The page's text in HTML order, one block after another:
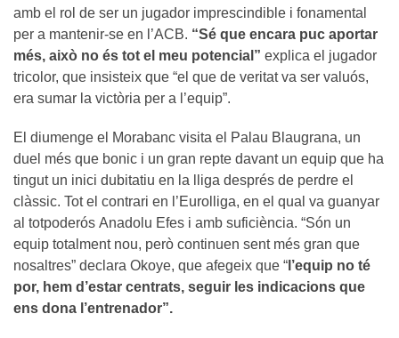
amb el rol de ser un jugador imprescindible i fonamental
per a mantenir-se en l’ACB. “Sé que encara puc aportar
més, això no és tot el meu potencial” explica el jugador
tricolor, que insisteix que “el que de veritat va ser valuós,
era sumar la victòria per a l’equip”.
El diumenge el Morabanc visita el Palau Blaugrana, un
duel més que bonic i un gran repte davant un equip que ha
tingut un inici dubitatiu en la lliga després de perdre el
clàssic. Tot el contrari en l’Eurolliga, en el qual va guanyar
al totpoderós Anadolu Efes i amb suficiència. “Són un
equip totalment nou, però continuen sent més gran que
nosaltres” declara Okoye, que afegeix que “ l’equip no té
por, hem d’estar centrats, seguir les indicacions que
ens dona l’entrenador”.